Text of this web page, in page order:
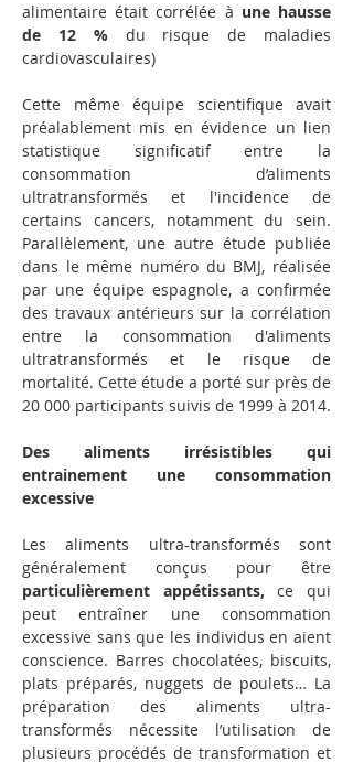
alimentaire était corrélée à une hausse
de 12 % du risque de maladies
cardiovasculaires)
Cette même équipe scientifique avait
préalablement mis en évidence un lien
statistique significatif entre la
consommation d’aliments
ultratransformés et l'incidence de
certains cancers, notamment du sein.
Parallèlement, une autre étude publiée
dans le même numéro du BMJ, réalisée
par une équipe espagnole, a confirmée
des travaux antérieurs sur la corrélation
entre la consommation d'aliments
ultratransformés et le risque de
mortalité. Cette étude a porté sur près de
20 000 participants suivis de 1999 à 2014.
Des aliments irrésistibles qui
entrainement une consommation
excessive
Les aliments ultra-transformés sont
particulièrement appétissants, ce qui
peut entraîner une consommation
excessive sans que les individus en aient
conscience. Barres chocolatées, biscuits,
plats préparés, nuggets de poulets… La
préparation des aliments ultra-
transformés nécessite l’utilisation de
plusieurs procédés de transformation et